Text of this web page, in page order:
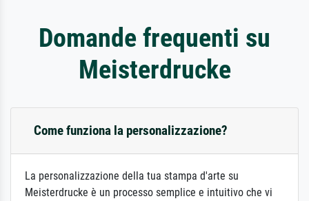
Domande frequenti su
Meisterdrucke
Come funziona la personalizzazione?
La personalizzazione della tua stampa d'arte su
Meisterdrucke è un processo semplice e intuitivo che vi